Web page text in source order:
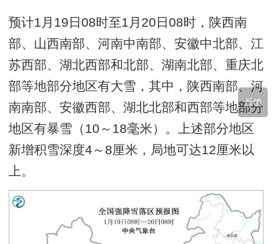
预计1月19日08时至1月20日08时，陕西南
部、山西南部、河南中南部、安徽中北部、江
苏西部、湖北西部和北部、湖南北部、重庆北
部等地部分地区有大雪，其中，陕西南部、河
南南部、安徽西部、湖北北部和西部等地部分
地区有暴雪（10～18毫米）。上述部分地区
新增积雪深度4～8厘米，局地可达12厘米以
上。
反馈